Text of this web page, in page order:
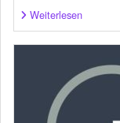
Weiterlesen